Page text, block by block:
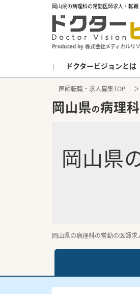
岡山県の病理科の常勤医師求人・転
Produced by 株式会社メディカルリ
ドクタービジョンとは
医師転職・求人募集TOP
岡山県の病理科
岡山県
岡山県の病理科の常勤の医師